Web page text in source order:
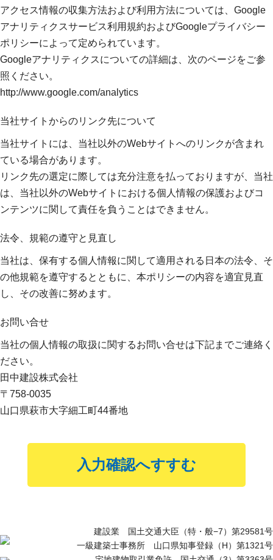
アクセス情報の収集方法および利用方法については、Google
アナリティクスサービス利用規約およびGoogleプライバシー
ポリシーによって定められています。
Googleアナリティクスについての詳細は、次のページをご参
照ください。
http://www.google.com/analytics
当社サイトからのリンク先について
当社サイトには、当社以外のWebサイトへのリンクが含まれ
ている場合があります。
リンク先の選定に際しては充分注意を払っておりますが、当社
は、当社以外のWebサイトにおける個人情報の保護およびコ
ンテンツに関して責任を負うことはできません。
法令、規範の遵守と見直し
当社は、保有する個人情報に関して適用される日本の法令、そ
の他規範を遵守するとともに、本ポリシーの内容を適宜見直
し、その改善に努めます。
お問い合せ
当社の個人情報の取扱に関するお問い合せは下記までご連絡く
ださい。
田中建設株式会社
〒758-0035
山口県萩市大字細工町44番地
建設業 国⼟交通⼤⾂（特・般−7）第29581号
⼀級建築⼠事務所 ⼭⼝県知事登録（H）第1321号